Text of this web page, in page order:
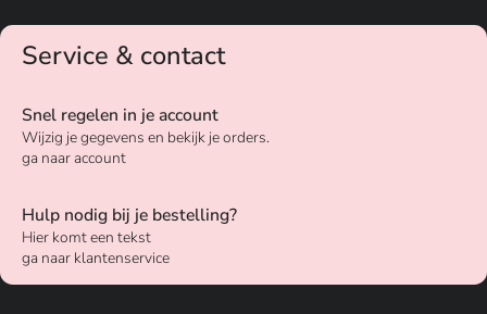
Service & contact
Snel regelen in je account
Wijzig je gegevens en bekijk je orders.
ga naar account
Hulp nodig bij je bestelling?
Hier komt een tekst
ga naar klantenservice